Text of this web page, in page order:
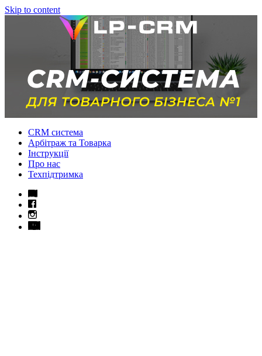
Skip to content
CRM система
Арбітраж та Товарка
Інструкції
Про нас
Техпідтримка